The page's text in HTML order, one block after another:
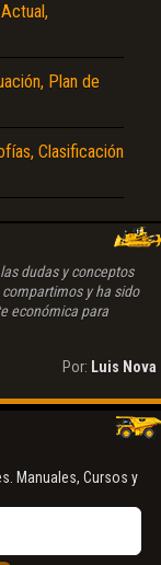
Plan de
Clasificación
dudas y conceptos
y ha sido
económica para
Por: Luis Nova
Manuales, Cursos y